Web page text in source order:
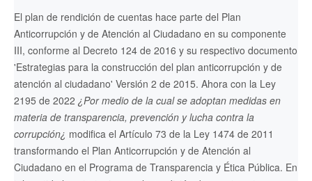
El plan de rendición de cuentas hace parte del Plan
Anticorrupción y de Atención al Ciudadano en su componente
III, conforme al Decreto 124 de 2016 y su respectivo documento
'Estrategias para la construcción del plan anticorrupción y de
atención al ciudadano' Versión 2 de 2015. Ahora con la Ley
2195 de 2022 ¿Por medio de la cual se adoptan medidas en
materia de transparencia, prevención y lucha contra la
corrupción¿ modifica el Artículo 73 de la Ley 1474 de 2011
transformando el Plan Anticorrupción y de Atención al
Ciudadano en el Programa de Transparencia y Ética Pública. En